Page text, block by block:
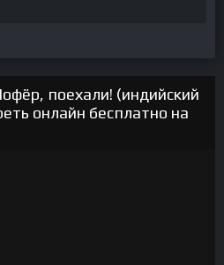
поехали! (индийский
онлайн бесплатно на